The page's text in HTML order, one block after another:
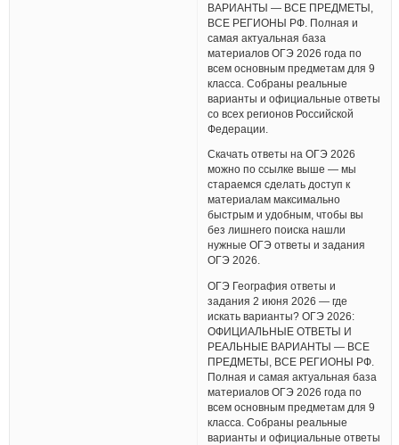
ВАРИАНТЫ — ВСЕ ПРЕДМЕТЫ,
ВСЕ РЕГИОНЫ РФ. Полная и
самая актуальная база
материалов ОГЭ 2026 года по
всем основным предметам для 9
класса. Собраны реальные
варианты и официальные ответы
со всех регионов Российской
Федерации.
Скачать ответы на ОГЭ 2026
можно по ссылке выше — мы
стараемся сделать доступ к
материалам максимально
быстрым и удобным, чтобы вы
без лишнего поиска нашли
нужные ОГЭ ответы и задания
ОГЭ 2026.
ОГЭ География ответы и
задания 2 июня 2026 — где
искать варианты? ОГЭ 2026:
ОФИЦИАЛЬНЫЕ ОТВЕТЫ И
РЕАЛЬНЫЕ ВАРИАНТЫ — ВСЕ
ПРЕДМЕТЫ, ВСЕ РЕГИОНЫ РФ.
Полная и самая актуальная база
материалов ОГЭ 2026 года по
всем основным предметам для 9
класса. Собраны реальные
варианты и официальные ответы